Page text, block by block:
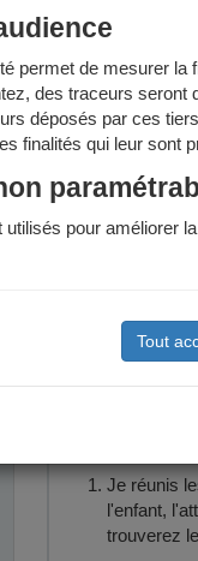
Pour des
année
Merci d'en prendre
Périmètre
Votre enfant sera
Attention : des
Je réunis
l'enfant,
trouverez
permet de mesurer la
des traceurs seront
déposés par ces
finalités qui leur sont
pour améliorer
Tout